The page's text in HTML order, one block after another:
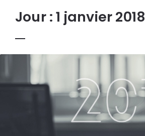
Jour :1 janvier 2018